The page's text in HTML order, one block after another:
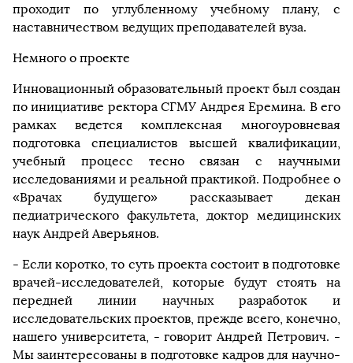
проходит по углубленному учебному плану, с
наставничеством ведущих преподавателей вуза.
Немного о проекте
Инновационный образовательный проект был создан
по инициативе ректора СГМУ Андрея Еремина. В его
рамках ведется комплексная многоуровневая
подготовка специалистов высшей квалификации,
учебный процесс тесно связан с научными
исследованиями и реальной практикой. Подробнее о
«Врачах будущего» рассказывает декан
педиатрического факультета, доктор медицинских
наук Андрей Аверьянов.
- Если коротко, то суть проекта состоит в подготовке
врачей-исследователей, которые будут стоять на
передней линии научных разработок и
исследовательских проектов, прежде всего, конечно,
нашего университета, - говорит Андрей Петрович. -
Мы заинтересованы в подготовке кадров для научно-